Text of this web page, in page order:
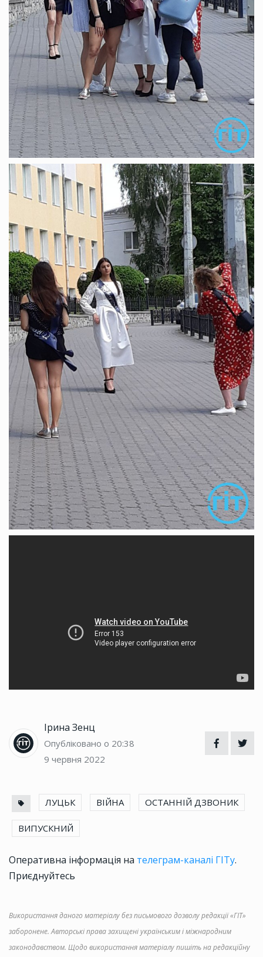
Ірина Зенц
Опубліковано о 20:38
9 червня 2022
ЛУЦЬК ВІЙНА ОСТАННІЙ ДЗВОНИК
ВИПУСКНИЙ
Оперативна інформація на телеграм-каналі ГІТу.
Приєднуйтесь
Використання даного матеріалу без письмового дозволу редакції «ГІТ»
заборонене. Авторські права захищені українським і міжнародним
законодавством. Щодо використання матеріалу пишіть на редакційну